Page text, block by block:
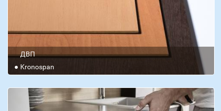
ДВП
Kronospan